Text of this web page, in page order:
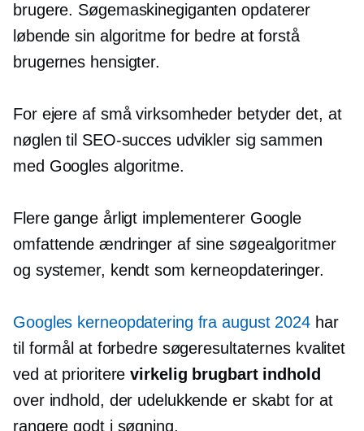
brugere. Søgemaskinegiganten opdaterer
løbende sin algoritme for bedre at forstå
brugernes hensigter.
For ejere af små virksomheder betyder det, at
nøglen til SEO-succes udvikler sig sammen
med Googles algoritme.
Flere gange årligt implementerer Google
omfattende ændringer af sine søgealgoritmer
og systemer, kendt som kerneopdateringer.
Googles kerneopdatering fra august 2024 har
til formål at forbedre søgeresultaternes kvalitet
ved at prioriterevirkelig brugbart indhold
over indhold, der udelukkende er skabt for at
rangere godt i søgning.